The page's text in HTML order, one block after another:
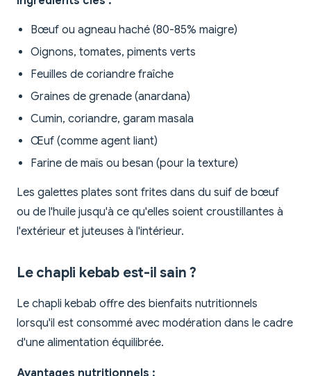
Bœuf ou agneau haché (80-85% maigre)
Oignons, tomates, piments verts
Feuilles de coriandre fraîche
Graines de grenade (anardana)
Cumin, coriandre, garam masala
Œuf (comme agent liant)
Farine de maïs ou besan (pour la texture)
Les galettes plates sont frites dans du suif de bœuf
ou de l'huile jusqu'à ce qu'elles soient croustillantes à
l'extérieur et juteuses à l'intérieur.
Le chapli kebab est-il sain ?
Le chapli kebab offre des bienfaits nutritionnels
lorsqu'il est consommé avec modération dans le cadre
d'une alimentation équilibrée.